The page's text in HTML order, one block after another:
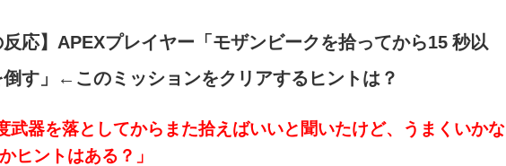
反応】APEXプレイヤー「 モザンビークを拾ってから15 秒以
倒す」←このミッションをクリアするヒントは？
武器を落としてからまた拾えばいいと聞いたけど、うまくいかな
ヒントはある？」